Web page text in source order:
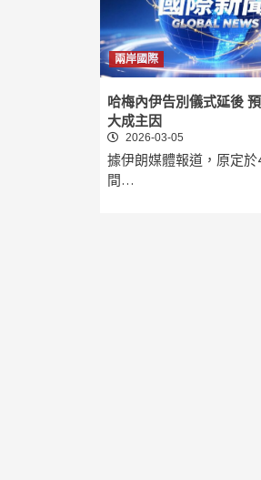
兩岸國際
哈梅內伊告別儀式延後
大成主因
2026-03-05
據伊朗媒體報道，原定於
間…